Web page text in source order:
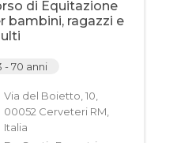
di Equitazione
bambini, ragazzi e
- 70 anni
Via del Boietto, 10,
00052 Cerveteri RM,
Italia